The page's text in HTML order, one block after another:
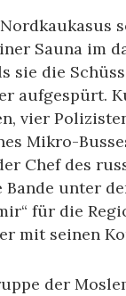
Sauna im
sie die
aufgespürt.
vier
Mikro-
Chef des
unter
für die
mit seinen
der